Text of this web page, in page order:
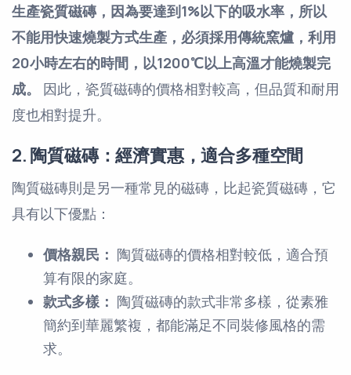
生產瓷質磁磚，因為要達到1%以下的吸水率，所以
不能用快速燒製方式生產，必須採用傳統窯爐，利用
20小時左右的時間，以1200℃以上高溫才能燒製完
成。
因此，瓷質磁磚的價格相對較高，但品質和耐用
度也相對提升。
2. 陶質磁磚：經濟實惠，適合多種空間
陶質磁磚則是另一種常見的磁磚，比起瓷質磁磚，它
具有以下優點：
價格親民： 陶質磁磚的價格相對較低，適合預
算有限的家庭。
款式多樣： 陶質磁磚的款式非常多樣，從素雅
簡約到華麗繁複，都能滿足不同裝修風格的需
求。